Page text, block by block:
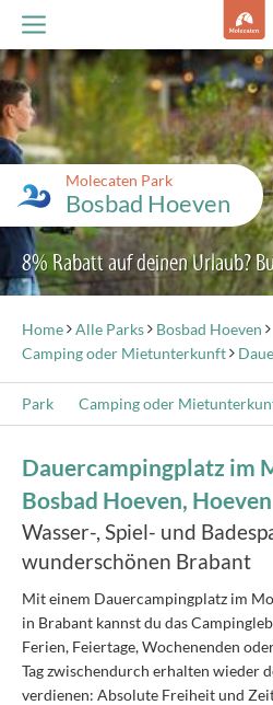
Molecaten Park
Bosbad Hoeven
8% Rabatt auf deinen Urlaub?
Home Alle Parks
Bosbad Hoeven
Camping oder Mietunterkunft
Park Camping oder
Dauercampingplatz im
Bosbad Hoeven, Hoeven
Wasser-, Spiel- und
wunderschönen Brabant
Mit einem Dauercampingplatz im
in Brabant kannst du das
Ferien, Feiertage, Wochenenden
Tag zwischendurch erhalten wieder
verdienen: Absolute Freiheit und